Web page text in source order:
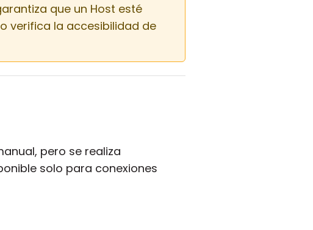
que un Host esté
verifica la accesibilidad de
pero se realiza
solo para conexiones